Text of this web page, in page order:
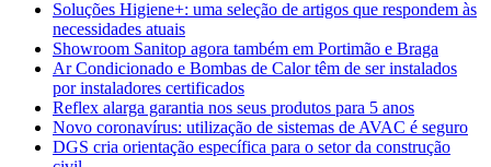
Soluções Higiene+: uma seleção de artigos que respondem às
necessidades atuais
Showroom Sanitop agora também em Portimão e Braga
Ar Condicionado e Bombas de Calor têm de ser instalados
por instaladores certificados
Reflex alarga garantia nos seus produtos para 5 anos
Novo coronavírus: utilização de sistemas de AVAC é seguro
DGS cria orientação específica para o setor da construção